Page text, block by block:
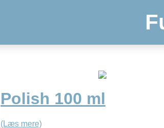
Polish 100 ml
(Læs mere)